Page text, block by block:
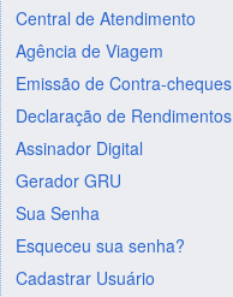
Central de Atendimento
Agência de Viagem
Emissão de Contra-cheques
Declaração de Rendimentos
Assinador Digital
Gerador GRU
Sua Senha
Esqueceu sua senha?
Cadastrar Usuário